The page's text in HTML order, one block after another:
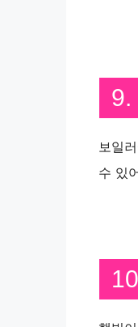
9.
보일
수 있